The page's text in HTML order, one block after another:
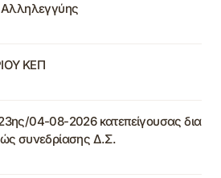
Αλληλεγγύης
ΚΕΠ
04-08-2026 κατεπείγουσας δια
συνεδρίασης Δ.Σ.